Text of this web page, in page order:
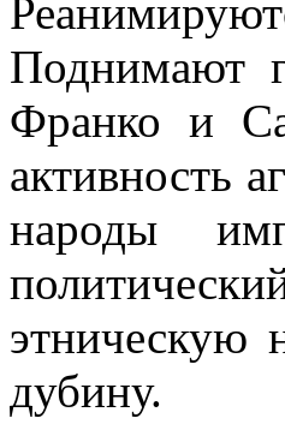
Поднимают
Франко и
активность
народы
этническую
дубину.